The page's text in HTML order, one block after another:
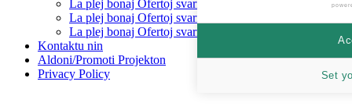
La plej bonaj Ofertoj svarmfinancado en GBP
La plej bonaj Ofertoj svarmfinancado en SEK
La plej bonaj Ofertoj svarmfinancado en USD
Kontaktu nin
Aldoni/Promoti Projekton
Privacy Policy
Set